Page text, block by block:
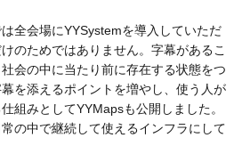
は全会場にYYSystemを導入していただ
のためではありません。字幕があるこ
会の中に当たり前に存在する状態をつ
を添えるポイントを増やし、使う人が
組みとしてYYMapsも公開しました。
の中で継続して使えるインフラにして